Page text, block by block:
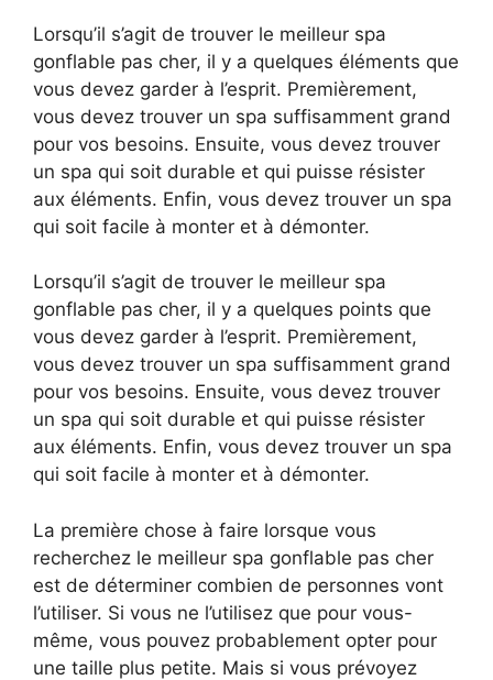
Lorsqu’il s’agit de trouver le meilleur spa
gonflable pas cher, il y a quelques éléments que
vous devez garder à l’esprit. Premièrement,
vous devez trouver un spa suffisamment grand
pour vos besoins. Ensuite, vous devez trouver
un spa qui soit durable et qui puisse résister
aux éléments. Enfin, vous devez trouver un spa
qui soit facile à monter et à démonter.
Lorsqu’il s’agit de trouver le meilleur spa
gonflable pas cher, il y a quelques points que
vous devez garder à l’esprit. Premièrement,
vous devez trouver un spa suffisamment grand
pour vos besoins. Ensuite, vous devez trouver
un spa qui soit durable et qui puisse résister
aux éléments. Enfin, vous devez trouver un spa
qui soit facile à monter et à démonter.
La première chose à faire lorsque vous
recherchez le meilleur spa gonflable pas cher
est de déterminer combien de personnes vont
l’utiliser. Si vous ne l’utilisez que pour vous-
même, vous pouvez probablement opter pour
une taille plus petite. Mais si vous prévoyez